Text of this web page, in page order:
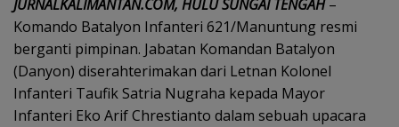
JURNALKALIMANTAN.COM, HULU SUNGAI TENGAH–
Komando Batalyon Infanteri 621/Manuntung resmi
berganti pimpinan. Jabatan Komandan Batalyon
(Danyon) diserahterimakan dari Letnan Kolonel
Infanteri Taufik Satria Nugraha kepada Mayor
Infanteri Eko Arif Chrestianto dalam sebuah upacara